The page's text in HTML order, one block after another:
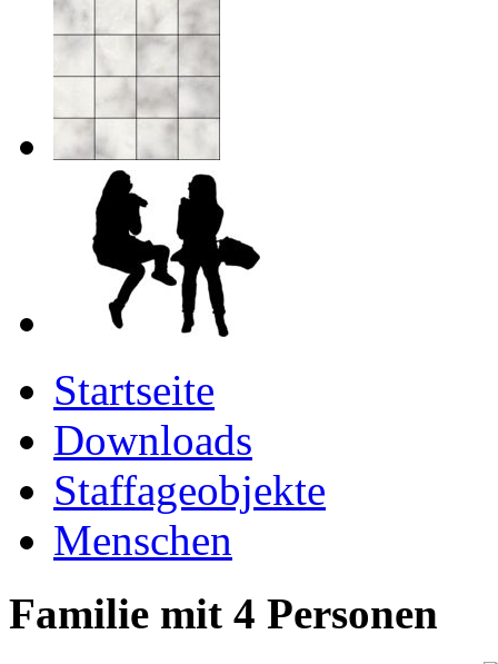
Startseite
Downloads
Staffageobjekte
Menschen
Familie mit 4 Personen